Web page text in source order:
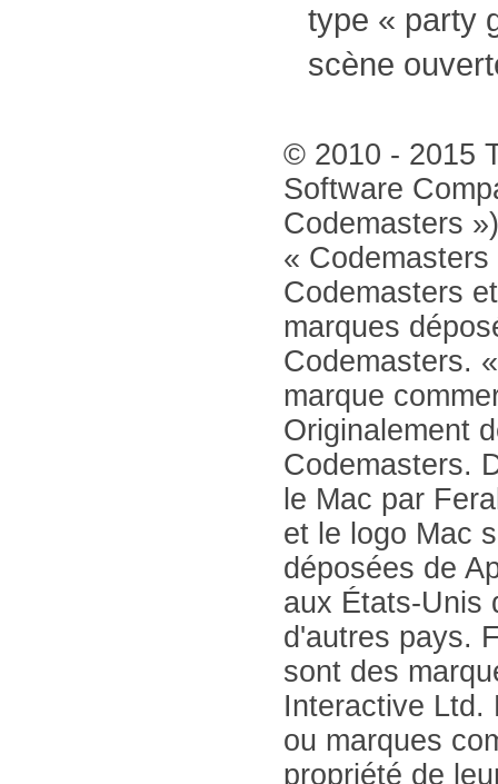
type « party
scène
© 2010 - 2015
Software
Codemasters
«
Codemasters
marques
Codemasters.
marque
Originalement
Codemasters.
le Mac par
et le logo Mac
déposées de
aux États-Unis
d'autres pays.
sont des
Interactive Ltd.
ou marques
propriété de